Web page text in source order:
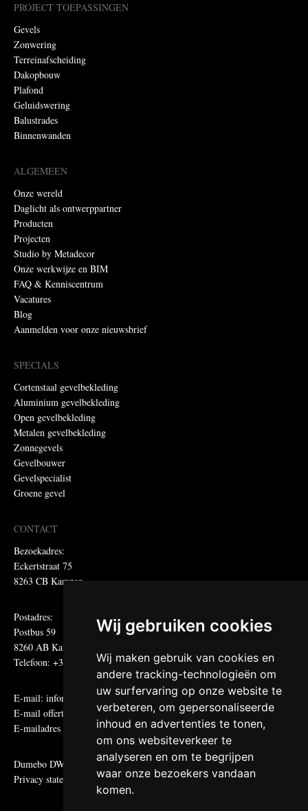
Wij gebruiken cookies
Wij maken gebruik van cookies en
andere tracking-technologieën om
uw surfervaring op onze website te
verbeteren, om gepersonaliseerde
inhoud en advertenties te tonen,
om ons websiteverkeer te
analyseren en om te begrijpen
waar onze bezoekers vandaan
komen.
PROJECT TOEPASSINGEN
Gevels
Zonwering
Terreinafscheiding
Dakopbouw
Plafond
Geluidswering
Balustrades
Binnenwanden
ALGEMEEN
Onze wereld
Daglicht als ontwerppartner
Producten
Projecten
Studio by Metadecor
Onze werkwijze en BIM
FAQ & Kenniscentrum
Vacatures
Blog
Aanmelden voor onze nieuwsbrief
SPECIALS
Cortenstaal gevelbekleding
Aluminium gevelbekleding
Open gevelbekleding
Metalen gevelbekleding
Zonnegevels
Gevelbouwer
Gevelspecialist
Groene gevel
CONTACT
Bezoekadres:
Eckertstraat 75
8263 CB Kampen
Postadres:
Postbus 59
8260 AB Kampen
Telefoon: +31 (0)38 331 81 81
E-mail: informatie@metadecor.nl
E-mail offertes:
calculatie@metadecor.nl
E-mailadres administratie:facturen@metadecor.nl
Dumebo DWS voorwaarden
Privacy statement